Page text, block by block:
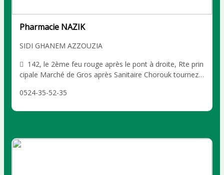
Pharmacie NAZIK
SIDI GHANEM AZZOUZIA
142, le 2ème feu rouge après le pont à droite, Rte prin
cipale Marché de Gros après Sanitaire Chorouk tournez
0524-35-52-35